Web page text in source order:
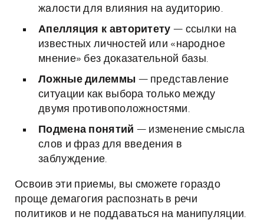
жалости для влияния на аудиторию.
Апелляция к авторитету — ссылки на
известных личностей или «народное
мнение» без доказательной базы.
Ложные дилеммы — представление
ситуации как выбора только между
двумя противоположностями.
Подмена понятий — изменение смысла
слов и фраз для введения в
заблуждение.
Освоив эти приемы, вы сможете гораздо
проще демагогия распознать в речи
политиков и не поддаваться на манипуляции.